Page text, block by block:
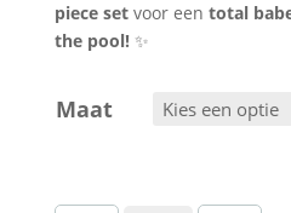
piece setvoor een total
the pool!✨
Maat